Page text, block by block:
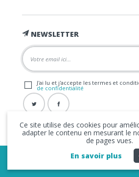
NEWSLETTER
J'ai lu et j'accepte les termes et
de confidentialité
Copyright © 2026 La FRAP -Mentions
Ce site utilise des cookies pour
adapter le contenu en mesurant le
de pages vues.
En savoir plus